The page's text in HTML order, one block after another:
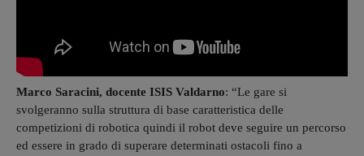
Marco Saracini, docente ISIS Valdarno: “Le gare si
svolgeranno sulla struttura di base caratteristica delle
competizioni di robotica quindi il robot deve seguire un percorso
ed essere in grado di superare determinati ostacoli fino a